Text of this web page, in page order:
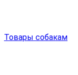
Товары собакам